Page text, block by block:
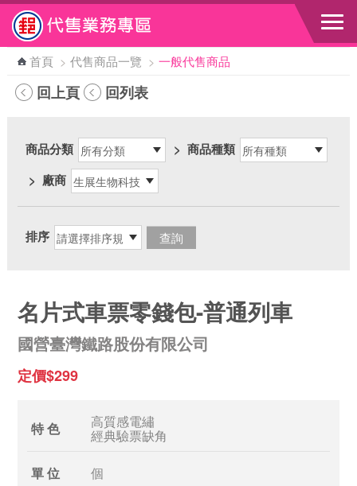
跳到主要內容區塊
首頁 > 代售商品一覽 > 一般代售商品
回上頁 回列表
商品分類 > 商品種類
> 廠商
排序
名片式車票零錢包-普通列車
國營臺灣鐵路股份有限公司
定價$299
特 色 高質感電繡
經典驗票缺角
單 位 個